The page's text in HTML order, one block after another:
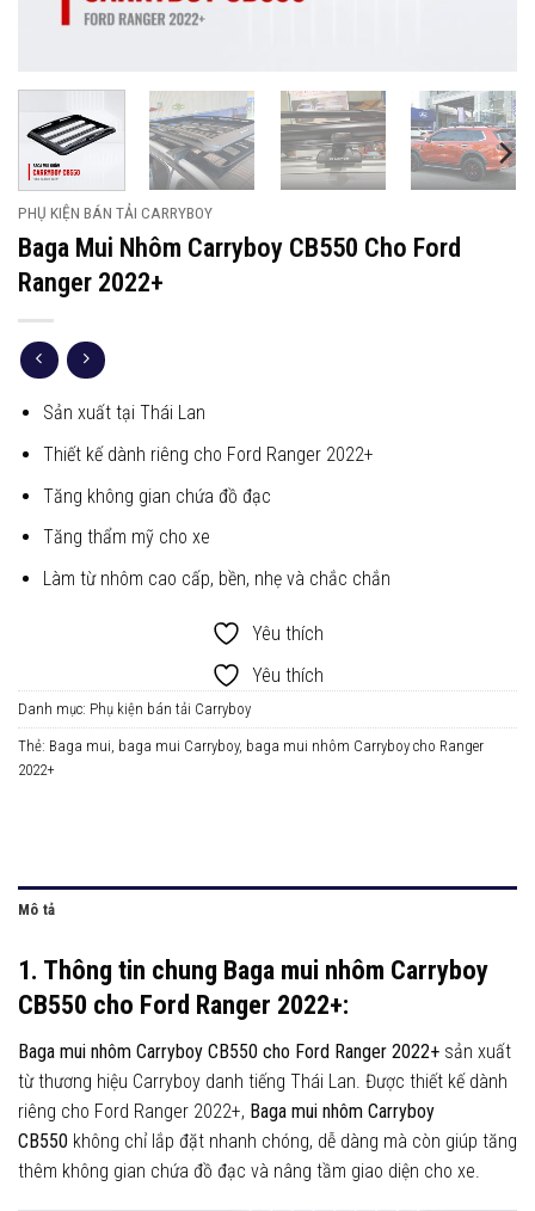
PHỤ KIỆN BÁN TẢI CARRYBOY
Baga Mui Nhôm Carryboy CB550 Cho Ford
Ranger 2022+
Sản xuất tại Thái Lan
Thiết kế dành riêng cho Ford Ranger 2022+
Tăng không gian chứa đồ đạc
Tăng thẩm mỹ cho xe
Làm từ nhôm cao cấp, bền, nhẹ và chắc chắn
Yêu thích
Yêu thích
Danh mục: Phụ kiện bán tải Carryboy
Thẻ: Baga mui baga mui Carryboy, baga mui nhôm Carryboy cho Ranger
2022+
Mô tả
1. Thông tin chung Baga mui nhôm Carryboy
CB550 cho Ford Ranger 2022+:
Baga mui nhôm Carryboy CB550 cho Ford Ranger 2022+ sản xuất
từ thương hiệu Carryboy danh tiếng Thái Lan. Được thiết kế dành
riêng cho Ford Ranger 2022+, Baga mui nhôm Carryboy
CB550 không chỉ lắp đặt nhanh chóng, dễ dàng mà còn giúp tăng
thêm không gian chứa đồ đạc và nâng tầm giao diện cho xe.